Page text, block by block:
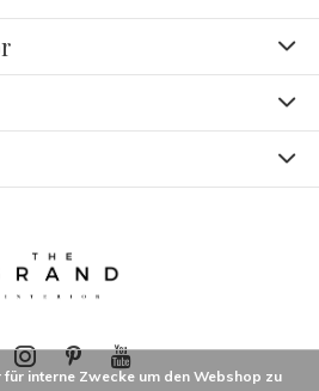
interne Zwecke um den Webshop zu